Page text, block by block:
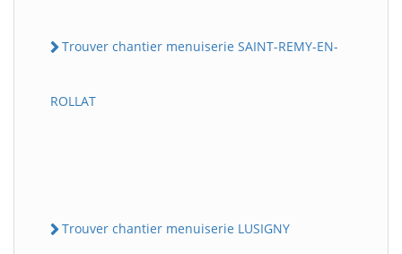
Trouver chantier menuiserie SAINT-REMY-EN-
ROLLAT
Trouver chantier menuiserie LUSIGNY